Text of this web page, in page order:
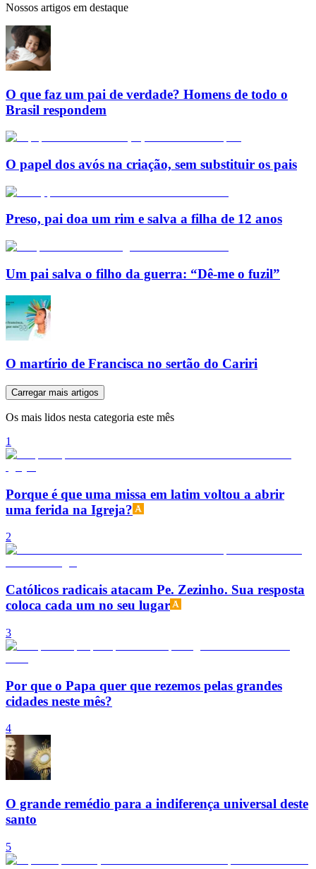
Nossos artigos em destaque
O que faz um pai de verdade? Homens de todo o
Brasil respondem
O papel dos avós na criação, sem substituir os pais
Preso, pai doa um rim e salva a filha de 12 anos
Um pai salva o filho da guerra: “Dê-me o fuzil”
O martírio de Francisca no sertão do Cariri
Carregar mais artigos
Os mais lidos nesta categoria este mês
1
Porque é que uma missa em latim voltou a abrir
uma ferida na Igreja?
2
Católicos radicais atacam Pe. Zezinho. Sua resposta
coloca cada um no seu lugar
3
Por que o Papa quer que rezemos pelas grandes
cidades neste mês?
4
O grande remédio para a indiferença universal deste
santo
5